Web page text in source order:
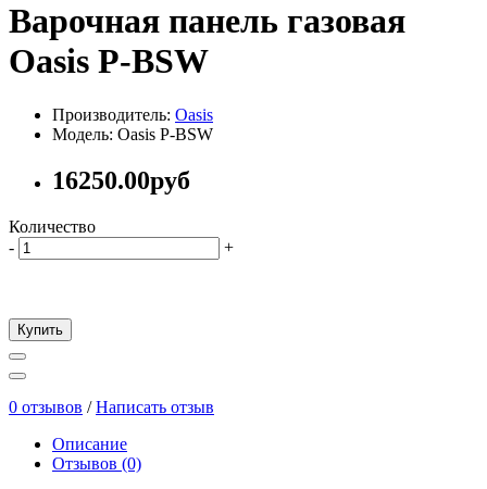
Варочная панель газовая
Oasis P-BSW
Производитель: Oasis
Модель: Oasis P-BSW
16250.00руб
Количество
-
+
Купить
0 отзывов /Написать отзыв
Описание
Отзывов (0)